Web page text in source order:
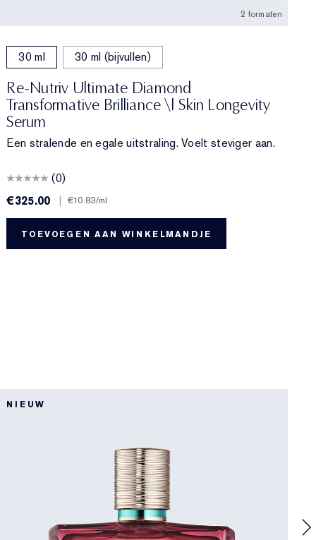
2 formaten
30 ml 30 ml (bijvullen)
Re-Nutriv Ultimate Diamond
Transformative Brilliance \| Skin Longevity
Serum
Een stralende en egale uitstraling. Voelt steviger aan.
(0)
€325.00
| €10.83/ml
TOEVOEGEN AAN WINKELMANDJE
NIEUW